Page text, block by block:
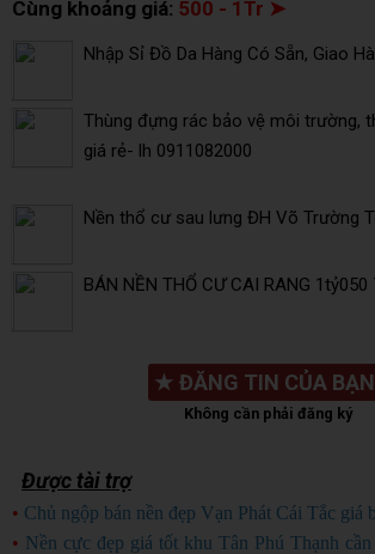
Cùng khoảng giá: 500 - 1Tr ➤
Nhập Sỉ Đồ Da Hàng Có Sẵn, Giao
Thùng đựng rác bảo vệ môi trường,
giá rẻ- lh 0911082000
Nền thổ cư sau lưng ĐH Võ Trường
BÁN NỀN THỔ CƯ CAI RANG 1tỷ050
★ ĐĂNG TIN CỦA BẠN
Không cần phải đăng ký
Được tài trợ
• Chủ ngộp bán nền đẹp Vạn Phát Cái Tắc giá
• Nền cực đẹp giá tốt khu Tân Phú Thạnh